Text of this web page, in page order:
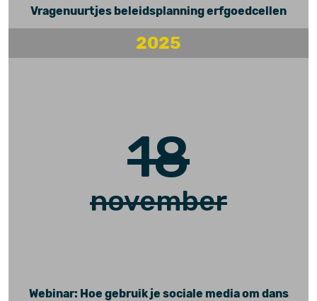
Vragenuurtjes beleidsplanning erfgoedcellen
2025
18
november
Webinar: Hoe gebruik je sociale media om dans